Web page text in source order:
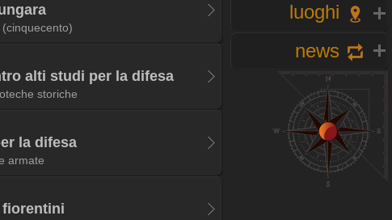
luoghi
news
(cinquecento)
alti studi per la difesa
storiche
la difesa
armate